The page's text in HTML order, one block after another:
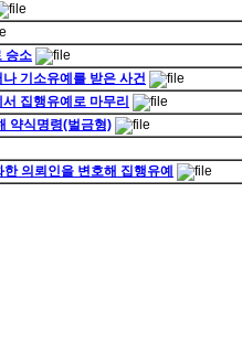
승소
기소유예를 받은 사건
집행유예로 마무리
약식명령(벌금형)
의뢰인을 변호해 집행유예